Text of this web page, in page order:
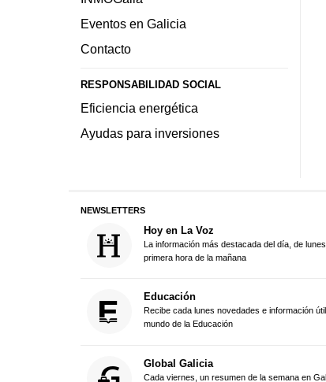
Eventos en Galicia
Contacto
RESPONSABILIDAD SOCIAL
Eficiencia energética
Ayudas para inversiones
NEWSLETTERS
Hoy en La Voz
La información más destacada del día, de
primera hora de la mañana
Educación
Recibe cada lunes novedades e información
mundo de la Educación
Global Galicia
Cada viernes, un resumen de la semana en